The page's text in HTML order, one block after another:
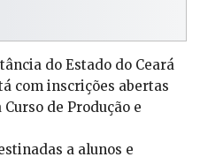
do Estado do Ceará
com inscrições abertas
de Produção e
a alunos e